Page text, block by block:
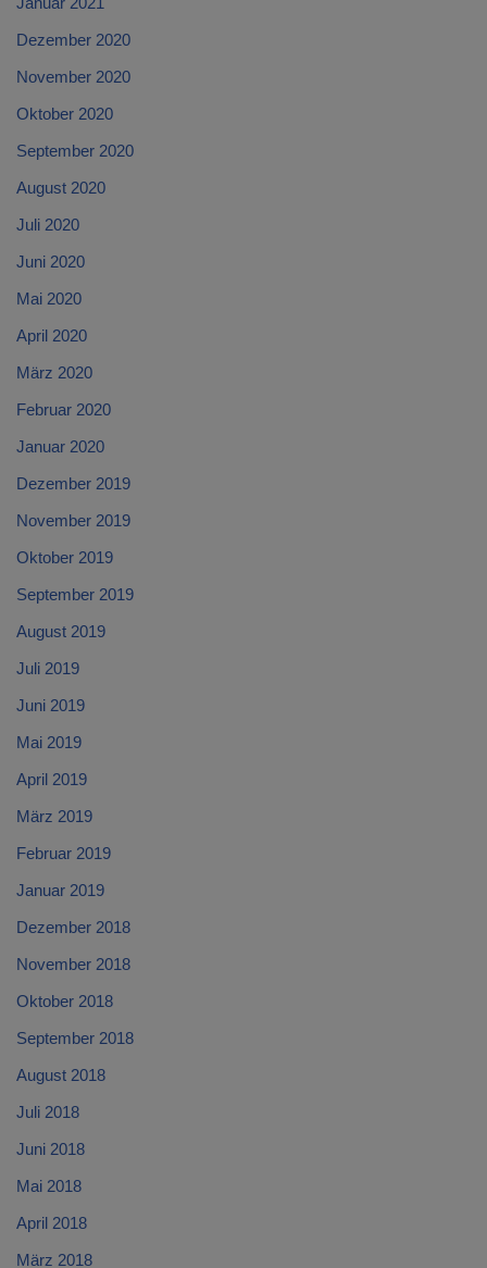
Dezember 2020
November 2020
Oktober 2020
September 2020
August 2020
Juli 2020
Juni 2020
Mai 2020
April 2020
März 2020
Februar 2020
Januar 2020
Dezember 2019
November 2019
Oktober 2019
September 2019
August 2019
Juli 2019
Juni 2019
Mai 2019
April 2019
März 2019
Februar 2019
Januar 2019
Dezember 2018
November 2018
Oktober 2018
September 2018
August 2018
Juli 2018
Juni 2018
Mai 2018
April 2018
März 2018